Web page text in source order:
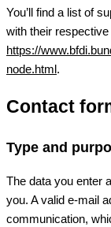
You’ll find a list of
with their
https://
node.html.
Contact
Type and
The data you enter
you. A valid e-mail
communication,